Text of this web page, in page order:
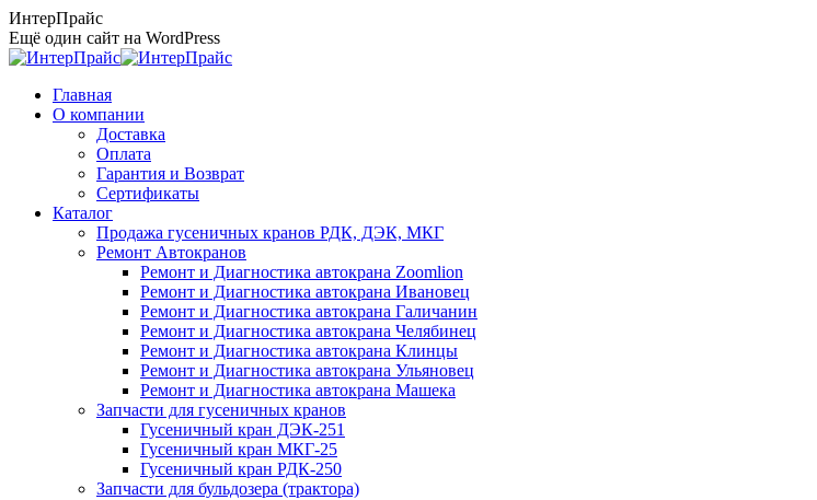
Перейти
к
содержанию
ИнтерПрайс
Ещё один сайт на WordPress
Главная
О компании
Доставка
Оплата
Гарантия и Возврат
Сертификаты
Каталог
Продажа гусеничных кранов РДК, ДЭК, МКГ
Ремонт Автокранов
Ремонт и Диагностика автокрана Zoomlion
Ремонт и Диагностика автокрана Ивановец
Ремонт и Диагностика автокрана Галичанин
Ремонт и Диагностика автокрана Челябинец
Ремонт и Диагностика автокрана Клинцы
Ремонт и Диагностика автокрана Ульяновец
Ремонт и Диагностика автокрана Машека
Запчасти для гусеничных кранов
Гусеничный кран ДЭК-251
Гусеничный кран МКГ-25
Гусеничный кран РДК-250
Запчасти для бульдозера (трактора)